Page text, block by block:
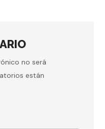
no será
están